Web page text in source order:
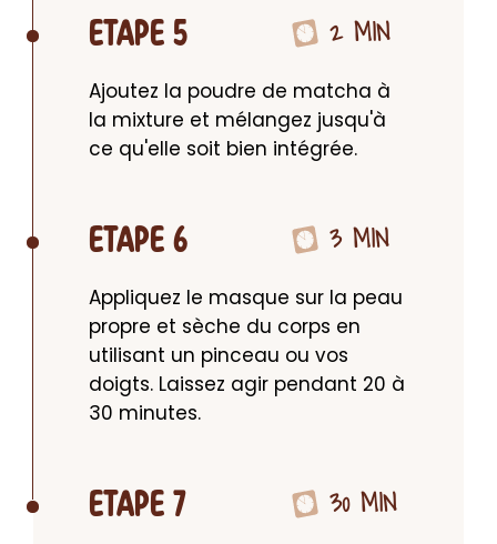
ETAPE 5 2 MIN
Ajoutez la poudre de matcha à
la mixture et mélangez jusqu'à
ce qu'elle soit bien intégrée.
ETAPE 6 3 MIN
Appliquez le masque sur la peau
propre et sèche du corps en
utilisant un pinceau ou vos
doigts. Laissez agir pendant 20 à
30 minutes.
ETAPE 7 30 MIN